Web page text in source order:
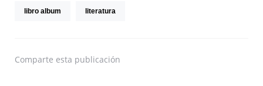
libro album literatura
Comparte esta publicación